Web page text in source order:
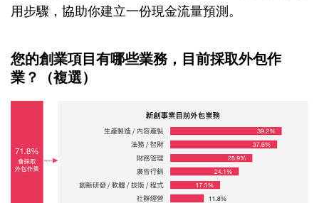
用步驟，協助你建立一份現金流量預測。
您的創業項目有哪些業務，目前採取外包作
業？（複選）